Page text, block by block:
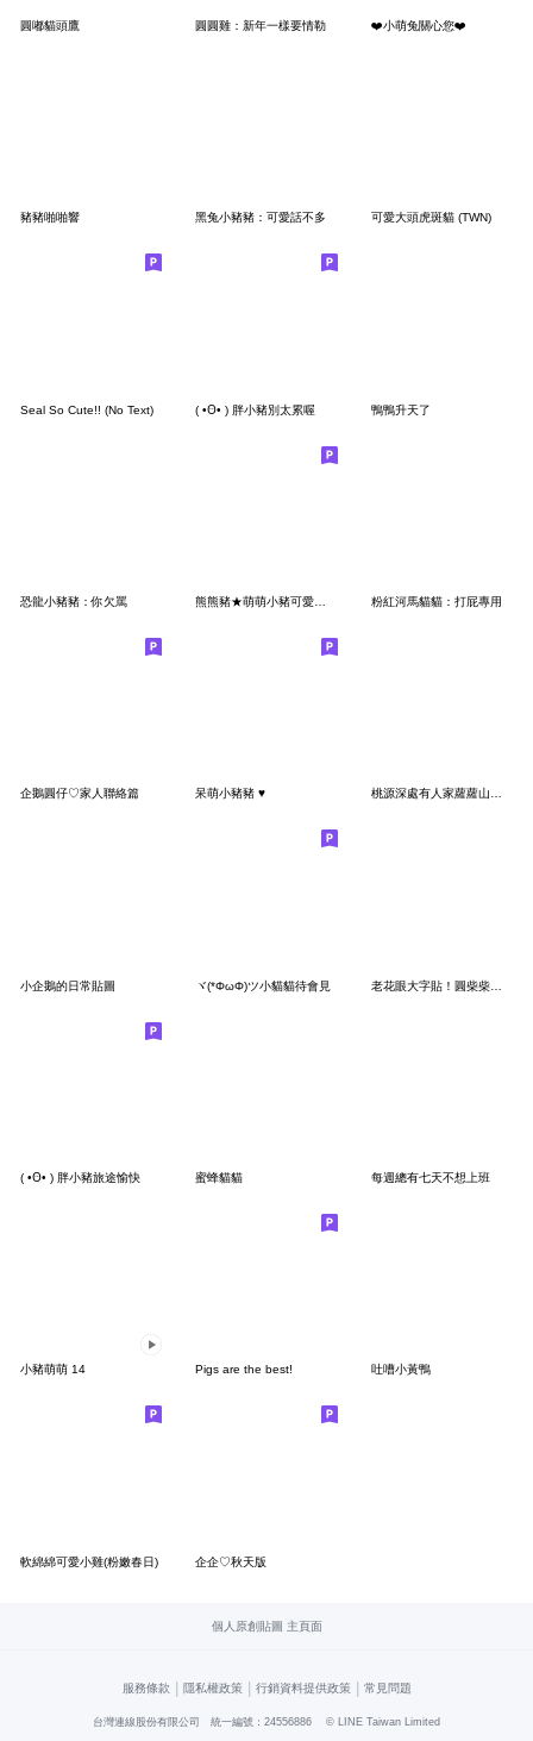
圓嘟貓頭鷹 圓圓雞：新年一樣要情勒 ❤️小萌兔關心您❤️
豬豬啪啪響 黑兔小豬豬：可愛話不多 可愛大頭虎斑貓 (TWN)
Seal So Cute!! (No Text) ( •Ꙫ• ) 胖小豬別太累喔 鴨鴨升天了
恐龍小豬豬：你欠罵 粉紅河馬貓貓：打屁專用
企鵝圓仔♡家人聯絡篇 呆萌小豬豬 ♥ 桃源深處有人家蘿蘿山故事Part13水亮蘿蘿篇
小企鵝的日常貼圖 ヾ(*ΦωΦ)ツ小貓貓待會見 老花眼大字貼！圓柴柴愛的祝福
( •Ꙫ• ) 胖小豬旅途愉快 蜜蜂貓貓 每週總有七天不想上班
小豬萌萌 14 Pigs are the best! 吐嘈小黃鴨
軟綿綿可愛小雞(粉嫩春日) 企企♡秋天版
個人原創貼圖 主頁面
服務條款 | 隱私權政策 | 行銷資料提供政策 | 常見問題
台灣連線股份有限公司 統一編號：24556886 © LINE Taiwan Limited